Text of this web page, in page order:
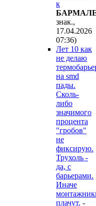
к
знак.,
17.04.2026
07:36)
Лет 10 как
не делаю
на smd
пады.
Сколь-
либо
значимого
процента
"гробов"
не
фиксирую.
Трухоль -
да, с
барьерами.
Иначе
плачут. -